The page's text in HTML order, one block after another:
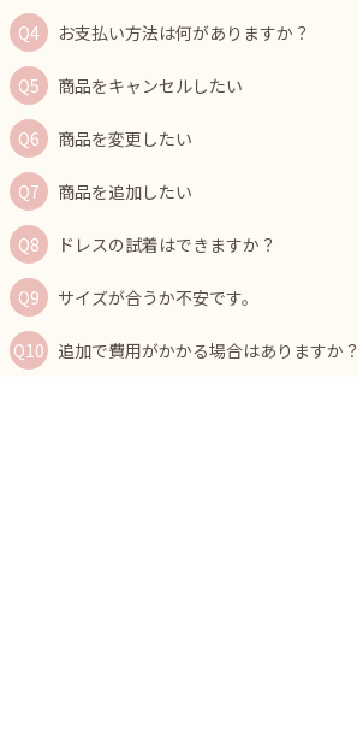
お支払い方法は何がありますか？
商品をキャンセルしたい
商品を変更したい
商品を追加したい
ドレスの試着はできますか？
サイズが合うか不安です。
追加で費用がかかる場合はありますか？